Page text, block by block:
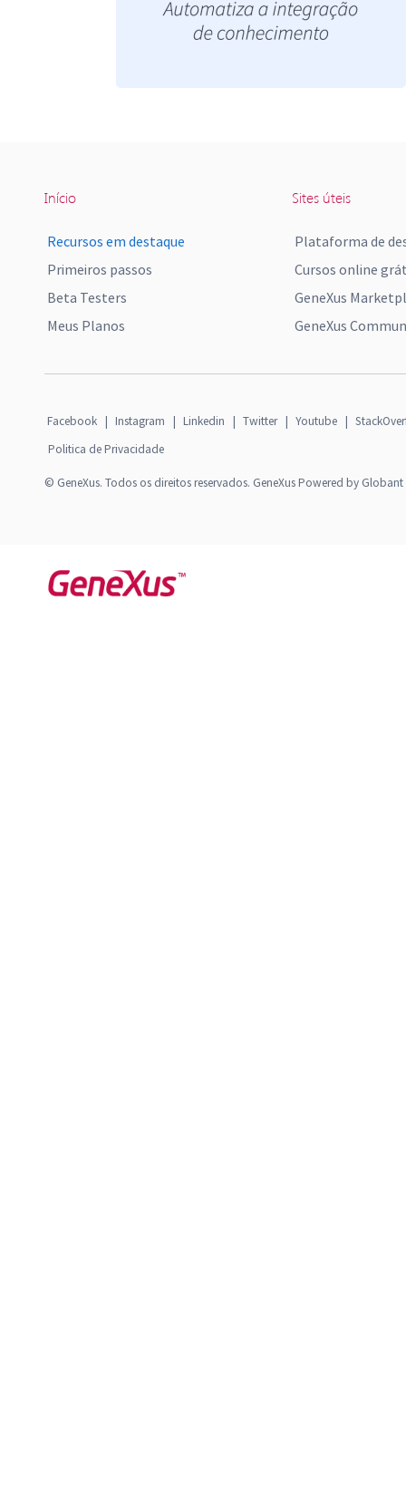
Início
Recursos em destaque
Primeiros passos
Beta Testers
Meus Planos
Sites úteis
Plataforma de
Cursos online
GeneXus
GeneXus
Facebook | Instagram | Linkedin | Twitter | Youtube |
Politica de Privacidade
© GeneXus. Todos os direitos reservados. GeneXus Powered by Globant